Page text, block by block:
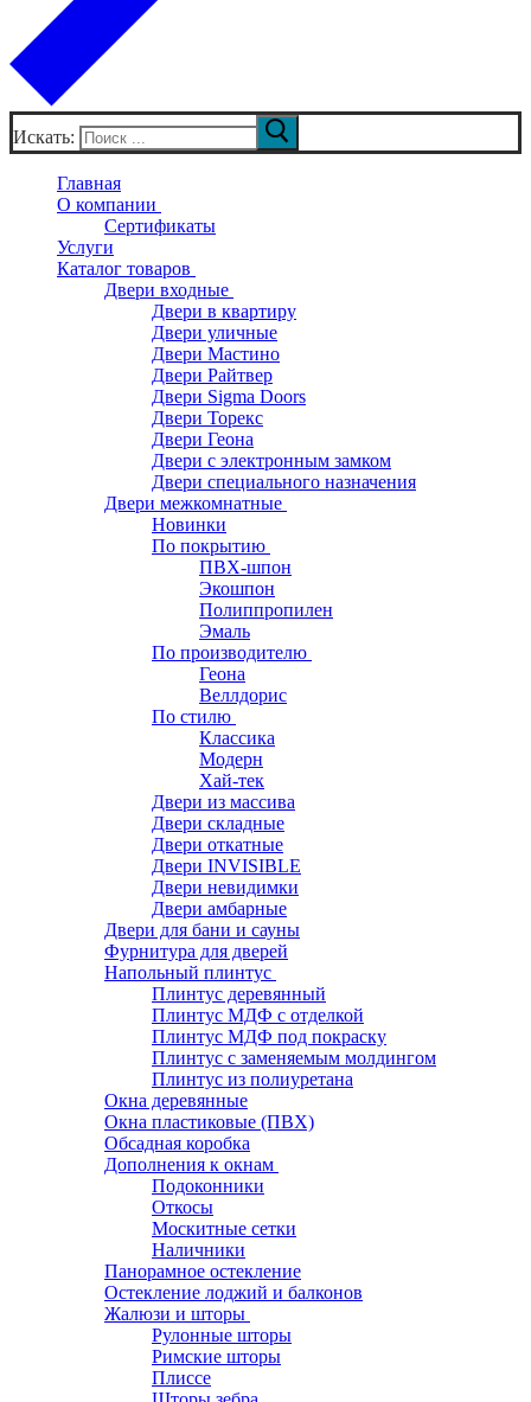
Искать:
Главная
О компании
Сертификаты
Услуги
Каталог товаров
Двери входные
Двери в квартиру
Двери уличные
Двери Мастино
Двери Райтвер
Двери Sigma Doors
Двери Торекс
Двери Геона
Двери с электронным замком
Двери специального назначения
Двери межкомнатные
Новинки
По покрытию
ПВХ-шпон
Экошпон
Полиппропилен
Эмаль
По производителю
Геона
Веллдорис
По стилю
Классика
Модерн
Хай-тек
Двери из массива
Двери складные
Двери откатные
Двери INVISIBLE
Двери невидимки
Двери амбарные
Двери для бани и сауны
Фурнитура для дверей
Напольный плинтус
Плинтус деревянный
Плинтус МДФ с отделкой
Плинтус МДФ под покраску
Плинтус с заменяемым молдингом
Плинтус из полиуретана
Окна деревянные
Окна пластиковые (ПВХ)
Обсадная коробка
Дополнения к окнам
Подоконники
Откосы
Москитные сетки
Наличники
Панорамное остекление
Остекление лоджий и балконов
Жалюзи и шторы
Рулонные шторы
Римские шторы
Плиссе